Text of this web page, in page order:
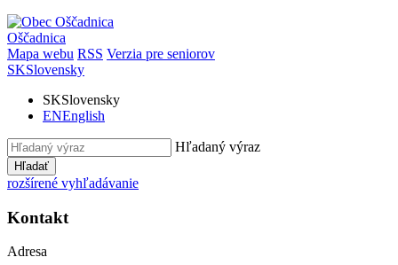
Oščadnica
Mapa webu RSS Verzia pre seniorov
SKSlovensky
SKSlovensky
ENEnglish
Hľadaný výraz
Hľadať
rozšírené vyhľadávanie
Kontakt
Adresa